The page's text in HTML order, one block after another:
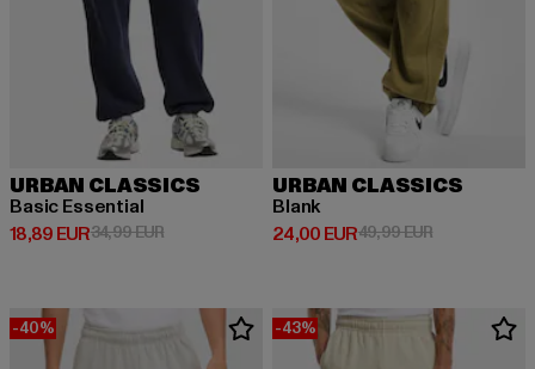
URBAN CLASSICS
Basic Essential
18,89 EUR
Derzeitiger Preis: 18,89 EUR
34,99 EURAktionspreis: 34,99 EUR
URBAN CLASSICS
Blank
24,00 EUR
Derzeitiger Preis: 24,00 EUR
49,99 EURAktionspreis:
-40% -43%